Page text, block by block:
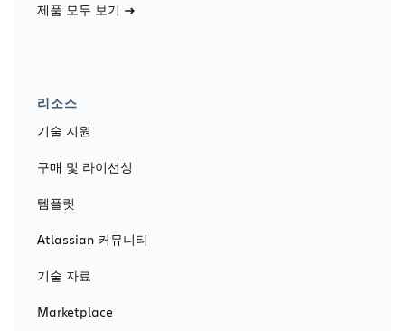
제품 모두 보기
리소스
기술 지원
구매 및 라이선싱
템플릿
Atlassian 커뮤니티
기술 자료
Marketplace